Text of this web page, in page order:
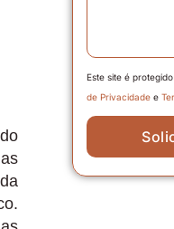
Este site é
de Privacidade e